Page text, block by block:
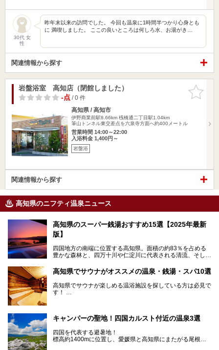
30代 女
性
昨年末以来の訪問でした。 今回も温泉に1時間半つかり心身とも
に 満喫しました。 ここの良いところは何しろ水、お湯がき…
関連情報から探す
お気に入
りに追加
岩盤浴室 高知店（閉館しました）
-点/ 0 件
高知県 / 高知市
伊野商業前駅8.66km 桟橋通二丁目駅1.04km
筆山トンネル東交差点を六泉寺方面へ約400メートル
営業時間 14:00～22:00
入浴料金 1,400円～
岩盤浴
関連情報から探す
高知県のニフティ温泉ニュース
高知県のスーパー銭湯おすすめ15選【2025年最新
版】
四国地方の南端に位置する高知県。面積の約83％を占める
豊かな森林と、四万十川や仁淀川に代表される清流、そして
魅力がぎゅっと詰まった県です。
高知県はまた、カツオのたたきをはじめとする海産物や清流
で育つ川魚、大皿にごちそうがどっさり盛られた皿鉢料理、
柚子などの柑橘類、地酒といったグルメが充実していること
でも知られます。ここでは、温泉とあわせて自然の景観やグ
高知県でサウナがオススメの温泉・銭湯・スパ10選
高知県でサウナが楽しめる温浴施設を探している方は必見で
す！
ぜひこれを読んで高知のサウナ探しの参考してくださいね！
キャンパーの聖地！四国カルスト付近の温泉3選
四国を代表する避暑地！
標高約1400mに位置し、愛媛県と高知県にまたがる尾根沿